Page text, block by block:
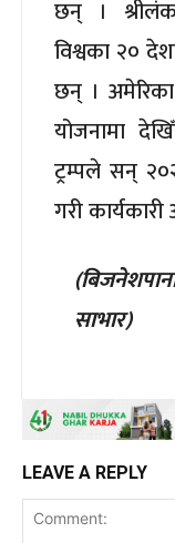
छन् ।
विश्वका २०
छन् ।
योजनामा
ट्रम्पले सन्
गरी
साभार)
LEAVE A REPLY